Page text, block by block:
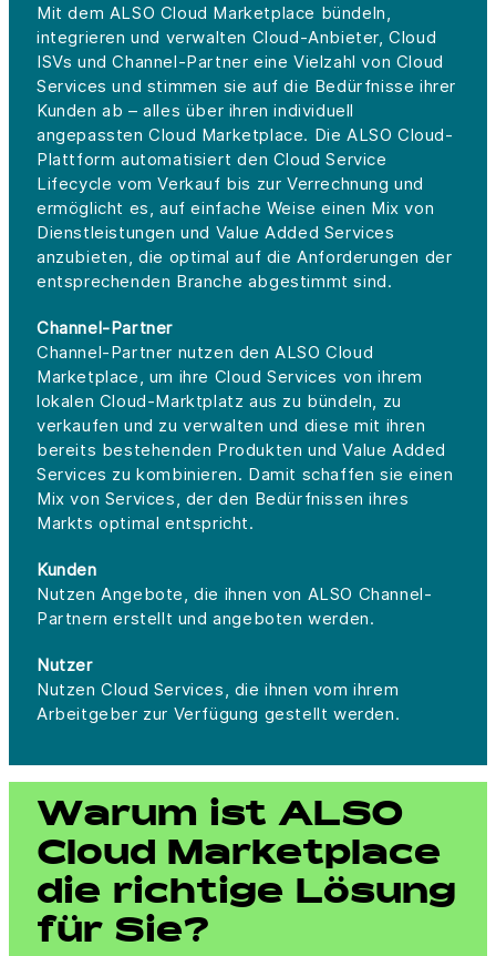
Mit dem ALSO Cloud Marketplace bündeln,
integrieren und verwalten Cloud-Anbieter, Cloud
ISVs und Channel-Partner eine Vielzahl von Cloud
Services und stimmen sie auf die Bedürfnisse ihrer
Kunden ab – alles über ihren individuell
angepassten Cloud Marketplace. Die ALSO Cloud-
Plattform automatisiert den Cloud Service
Lifecycle vom Verkauf bis zur Verrechnung und
ermöglicht es, auf einfache Weise einen Mix von
Dienstleistungen und Value Added Services
anzubieten, die optimal auf die Anforderungen der
entsprechenden Branche abgestimmt sind.
Channel-Partner
Channel-Partner nutzen den ALSO Cloud
Marketplace, um ihre Cloud Services von ihrem
lokalen Cloud-Marktplatz aus zu bündeln, zu
verkaufen und zu verwalten und diese mit ihren
bereits bestehenden Produkten und Value Added
Services zu kombinieren. Damit schaffen sie einen
Mix von Services, der den Bedürfnissen ihres
Markts optimal entspricht.
Kunden
Nutzen Angebote, die ihnen von ALSO Channel-
Partnern erstellt und angeboten werden.
Nutzer
Nutzen Cloud Services, die ihnen vom ihrem
Arbeitgeber zur Verfügung gestellt werden.
Warum ist ALSO
Cloud Marketplace
die richtige Lösung
für Sie?